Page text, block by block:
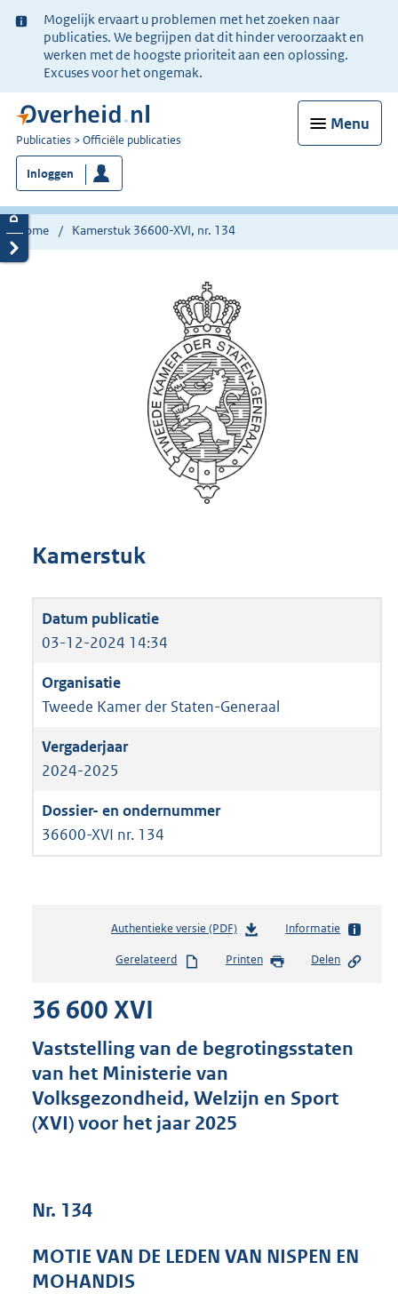
Ter
informatie:
Mogelijk ervaart u problemen met het zoeken naar
publicaties. We begrijpen dat dit hinder veroorzaakt en
werken met de hoogste prioriteit aan een oplossing.
Excuses voor het ongemak.
Menu
U
bent
nu
hier:
Publicaties Officiële publicaties
Inloggen
Home Kamerstuk 36600-XVI, nr. 134
Kamerstuk
03-12-2024 14:34
Tweede Kamer der Staten-Generaal
2024-2025
36600-XVI nr. 134
Authentieke versie (PDF)b
s
s
r
K
Informatie
Gerelateerd Printen Delen
36 600 XVI
Vaststelling van de begrotingsstaten
van het Ministerie van
Volksgezondheid, Welzijn en Sport
(XVI) voor het jaar 2025
Nr. 134
MOTIE VAN DE LEDEN VAN NISPEN EN
MOHANDIS